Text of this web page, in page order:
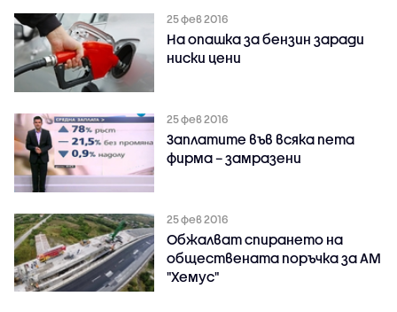
25 фев 2016
На опашка за бензин заради
ниски цени
25 фев 2016
Заплатите във всяка пета
фирма – замразени
25 фев 2016
Обжалват спирането на
обществената поръчка за АМ
"Хемус"